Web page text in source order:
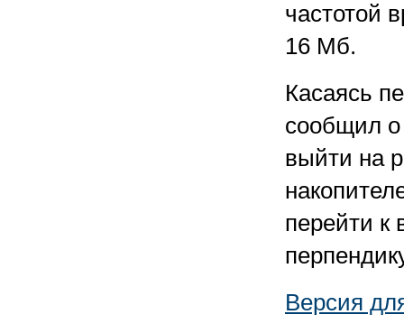
частотой
16 Мб.
Касаясь
сообщил
выйти на
перейти к
Версия